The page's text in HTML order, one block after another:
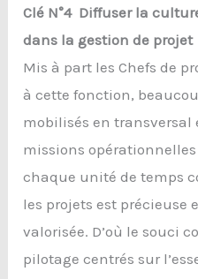
Clé N°4 Diffuser la
dans la gestion de projet
Mis à part les Chefs de
à cette fonction,
mobilisés en transversal
missions opérationnelles
chaque unité de temps
les projets est précieuse
valorisée. D’où le souci
pilotage centrés sur